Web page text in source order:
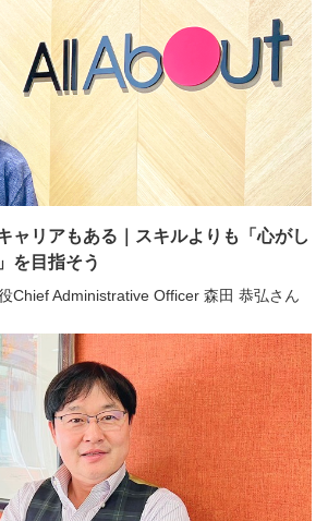
ャリアもある｜スキルよりも「心がし
を目指そう
Chief Administrative Officer 森田 恭弘さん